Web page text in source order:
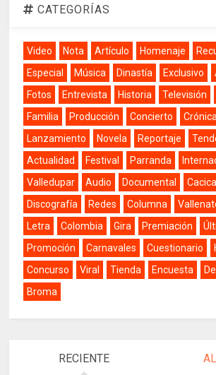
CATEGORÍAS
Video Nota Artículo Homenaje
Especial
Música Dinastía Exclusivo
Fotos
Entrevista Historia Televisión
Familia
Producción Concierto
Lanzamiento
Novela Reportaje
Actualidad
Festival Parranda
Valledupar
Audio Documental
Discografía
Redes Columna
Letra
Colombia Gira Premiación
Promoción
Carnavales Cuestionario
Concurso
Viral Tienda Encuesta
Broma
RECIENTE